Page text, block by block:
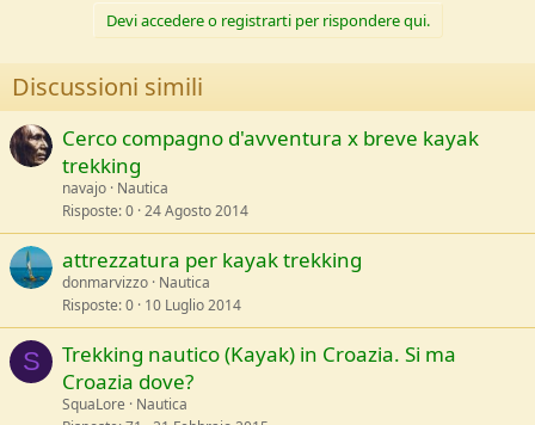
n
s
:
Devi accedere o registrarti per rispondere qui.
Discussioni simili
Cerco compagno d'avventura x breve kayak
trekking
navajo Nautica
Risposte 0 24 Agosto 2014
attrezzatura per kayak trekking
donmarvizzo Nautica
Risposte 0 10 Luglio 2014
S
Trekking nautico (Kayak) in Croazia. Si ma
Croazia dove?
SquaLore
Nautica